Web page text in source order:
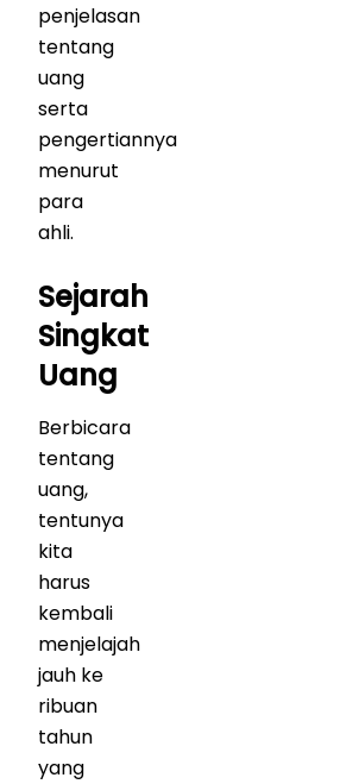
penjelasan
tentang
uang
serta
pengertiannya
menurut
para
ahli.
Sejarah
Singkat
Uang
Berbicara
tentang
uang,
tentunya
kita
harus
kembali
menjelajah
jauh ke
ribuan
tahun
yang